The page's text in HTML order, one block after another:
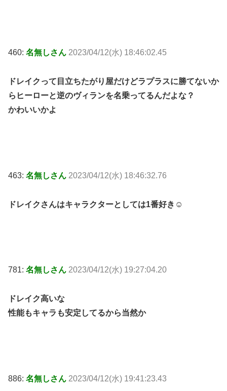
460: 名無しさん 2023/04/12(水) 18:46:02.45
ドレイクって目立ちたがり屋だけどラプラスに勝てないか
らヒーローと逆のヴィランを名乗ってるんだよな？
かわいいかよ
463: 名無しさん 2023/04/12(水) 18:46:32.76
ドレイクさんはキャラクターとしては1番好き☺
781: 名無しさん 2023/04/12(水) 19:27:04.20
ドレイク高いな
性能もキャラも安定してるから当然か
886: 名無しさん 2023/04/12(水) 19:41:23.43